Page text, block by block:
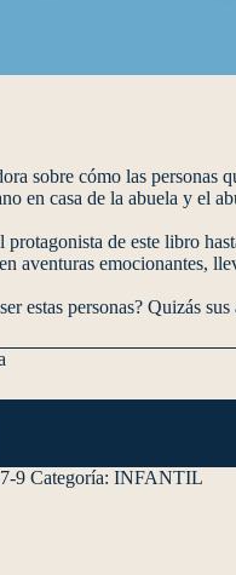
sobre cómo las personas
en casa de la abuela y el
protagonista de este libro
aventuras emocionantes,
estas personas? Quizás
9 Categoría: INFANTIL